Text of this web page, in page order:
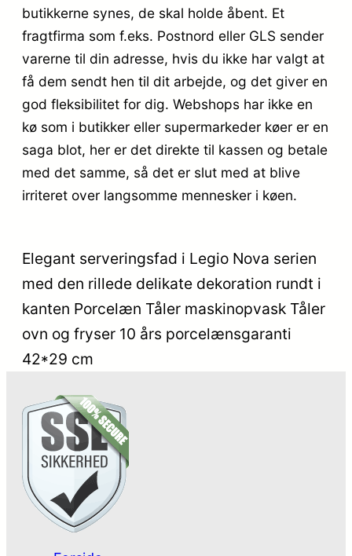
butikkerne synes, de skal holde åbent. Et
fragtfirma som f.eks. Postnord eller GLS sender
varerne til din adresse, hvis du ikke har valgt at
få dem sendt hen til dit arbejde, og det giver en
god fleksibilitet for dig. Webshops har ikke en
kø som i butikker eller supermarkeder køer er en
saga blot, her er det direkte til kassen og betale
med det samme, så det er slut med at blive
irriteret over langsomme mennesker i køen.
Elegant serveringsfad i Legio Nova serien
med den rillede delikate dekoration rundt i
kanten Porcelæn Tåler maskinopvask Tåler
ovn og fryser 10 års porcelænsgaranti
42*29 cm